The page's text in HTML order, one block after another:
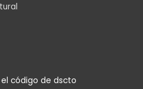
el código de dscto